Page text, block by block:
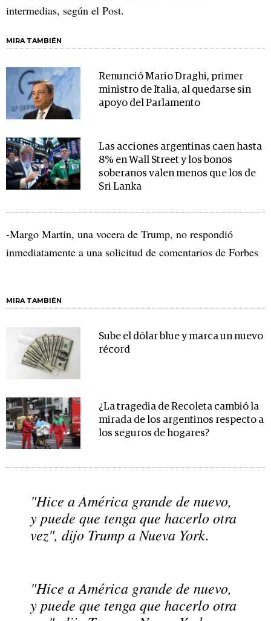
intermedias, según el Post.
MIRA TAMBIÉN
Renunció Mario Draghi, primer
ministro de Italia, al quedarse sin
apoyo del Parlamento
Las acciones argentinas caen hasta
8% en Wall Street y los bonos
soberanos valen menos que los de
Sri Lanka
-Margo Martin, una vocera de Trump, no respondió
inmediatamente a una solicitud de comentarios de Forbes
MIRA TAMBIÉN
Sube el dólar blue y marca un nuevo
récord
¿La tragedia de Recoleta cambió la
mirada de los argentinos respecto a
los seguros de hogares?
"Hice a América grande de nuevo,
y puede que tenga que hacerlo otra
vez", dijo Trump a Nueva York.
"Hice a América grande de nuevo,
y puede que tenga que hacerlo otra